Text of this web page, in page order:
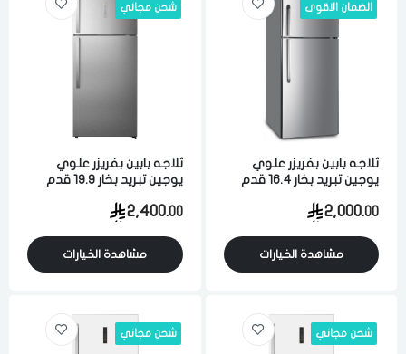
الضمان الاقوى
ثلاجه بابين بفريزر علوي
يوجين تبريد بخار 16.4 قدم
2,000.00
مشاهدة الخيارات
شحن مجاني
ثلاجه بابين بفريزر علوي
يوجين تبريد بخار 19.9 قدم
2,400.00
مشاهدة الخيارات
شحن مجاني شحن مجاني الدخول تسجيل
اختر المدينة